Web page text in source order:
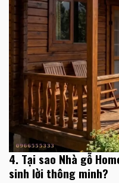
4. Tại sao Nhà gỗ
sinh lời thông minh?